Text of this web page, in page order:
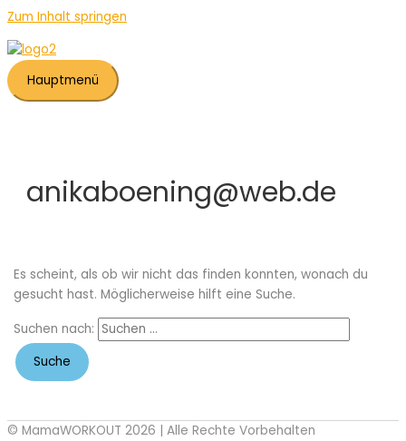
Zum Inhalt springen
Hauptmenü
anikaboening@web.de
Es scheint, als ob wir nicht das finden konnten, wonach du
gesucht hast. Möglicherweise hilft eine Suche.
Suchen nach:
© MamaWORKOUT 2026 | Alle Rechte Vorbehalten